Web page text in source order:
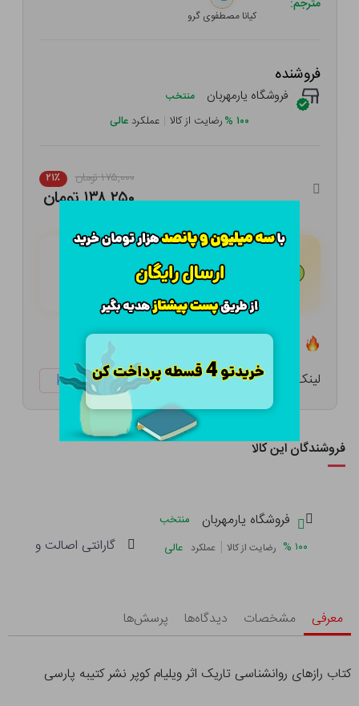
کیانا مصطفوی گرو
فروشنده
فروشگاه یارمهربان منتخب
۱۰۰ %رضایت از کالا | عملکرد عالی
۱۷۵,۰۰۰ تومان ۲۱٪
۱۳۸,۲۵۰ تومان
هـر قسط با تــرب‌پــی: ۳۴,۵۶۳
تعداد ۵ عدد در انبار موجود است
لینک کوتاه: ketabtala.com/sbp-47902
فروشندگان این کالا
فروشگاه یارمهربان
منتخب
۱۰۰ % رضایت از کالا | عملکرد عالی گارانتی اصالت و
معرفی مشخصات دیدگاه‌ها پرسش‌ها
کتاب رازهای روانشناسی تاریک اثر ویلیام کوپر نشر کتیبه پارسی